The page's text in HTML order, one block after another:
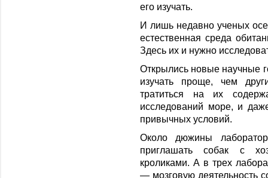
его изучать.
И лишь недавно ученых
естественная среда
Здесь их и нужно
Открылись новые научные
изучать проще, чем
тратиться на их
исследований море, и
привычных условий.
Около дюжины
приглашать собак с
кроликами. А в трех
— мозговую деятельность